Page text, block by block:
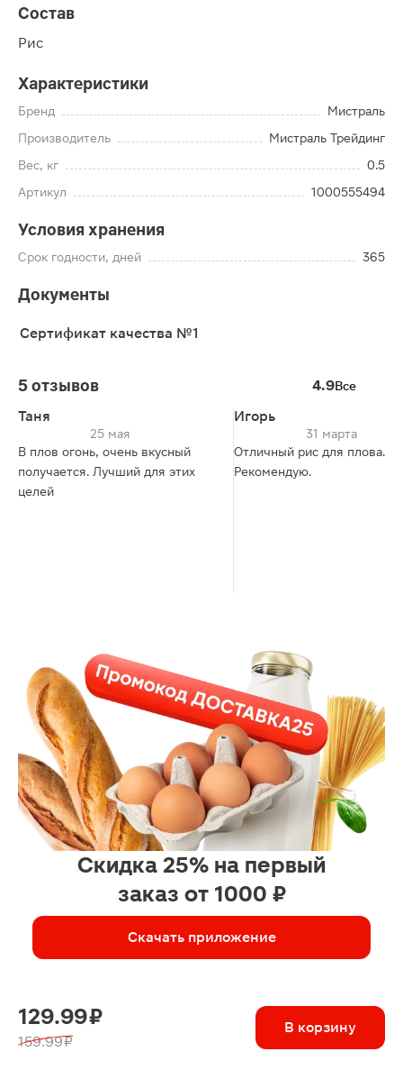
Состав
Рис
Характеристики
Бренд
Мистраль
Производитель
Мистраль Трейдинг
Вес, кг
0.5
Артикул
1000555494
Условия хранения
Срок годности, дней 365
Документы
Сертификат качества №1
5 отзывов 4.9Все
Таня
25 мая
В плов огонь, очень вкусный
получается. Лучший для этих
целей
Игорь
31 марта
Отличный рис для плова.
Рекомендую.
Скидка 25% на первый
заказ от 1000 ₽
Скачать приложение
129.99 ₽
159.99 ₽
В корзину